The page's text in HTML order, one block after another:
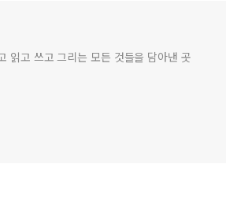
읽고 쓰고 그리는 모든 것들을 담아낸 곳